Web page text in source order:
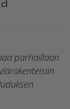
parhaillaan